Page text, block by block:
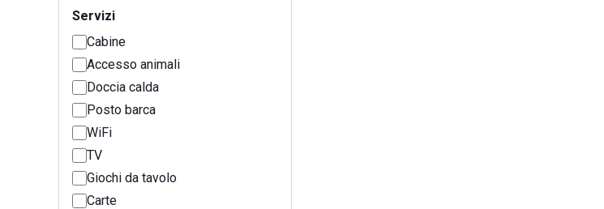
Servizi
Cabine
Accesso animali
Doccia calda
Posto barca
WiFi
TV
Giochi da tavolo
Carte